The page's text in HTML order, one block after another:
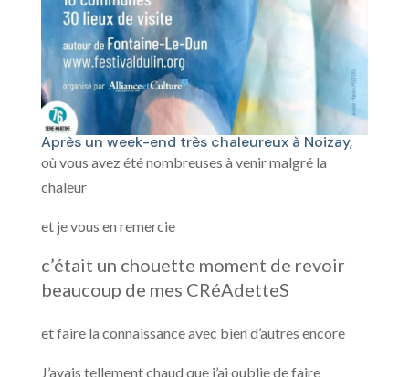
Après un week-end très chaleureux à Noizay,
où vous avez été nombreuses à venir malgré la
chaleur
et je vous en remercie
c’était un chouette moment de revoir
beaucoup de mes CRéAdetteS
et faire la connaissance avec bien d’autres encore
J’avais tellement chaud que j’ai oublie de faire